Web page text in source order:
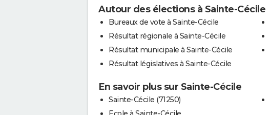
Autour des élections à Sainte-Cécile
Bureaux de vote à Sainte-Cécile
Résultat régionale à Sainte-Cécile
Résultat municipale à Sainte-Cécile
Résultat législatives à Sainte-Cécile
En savoir plus sur Sainte-Cécile
Sainte-Cécile (71250)